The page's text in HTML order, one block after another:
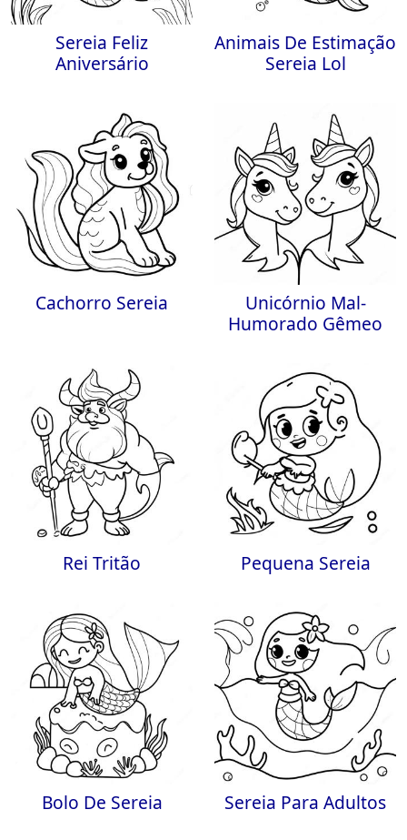
Sereia Feliz
Aniversário
Animais De Estimação
Sereia Lol
Cachorro Sereia
Unicórnio Mal-
Humorado Gêmeo
Rei Tritão Pequena Sereia
Bolo De Sereia Sereia Para Adultos